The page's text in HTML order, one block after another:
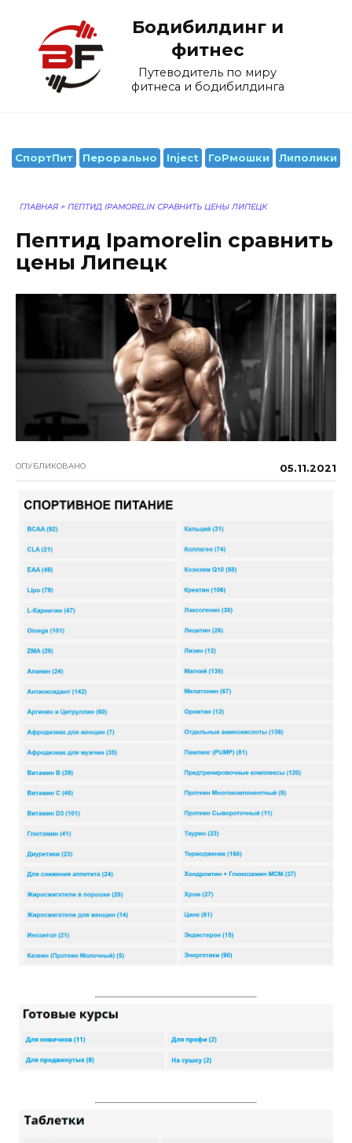
содержанию
Бодибилдинг и
фитнес
Путеводитель по миру
фитнеса и бодибилдинга
СпортПит Перорально Inject ГоРмошки Липолики
ГЛАВНАЯ > ПЕПТИД IPAMORELIN СРАВНИТЬ ЦЕНЫ ЛИПЕЦК
Пептид Ipamorelin сравнить
цены Липецк
ОПУБЛИКОВАНО 05.11.2021